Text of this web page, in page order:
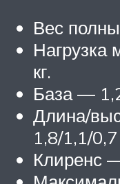
Вес
кг.
База —
Длина/
1,8/1,1/
Клиренс